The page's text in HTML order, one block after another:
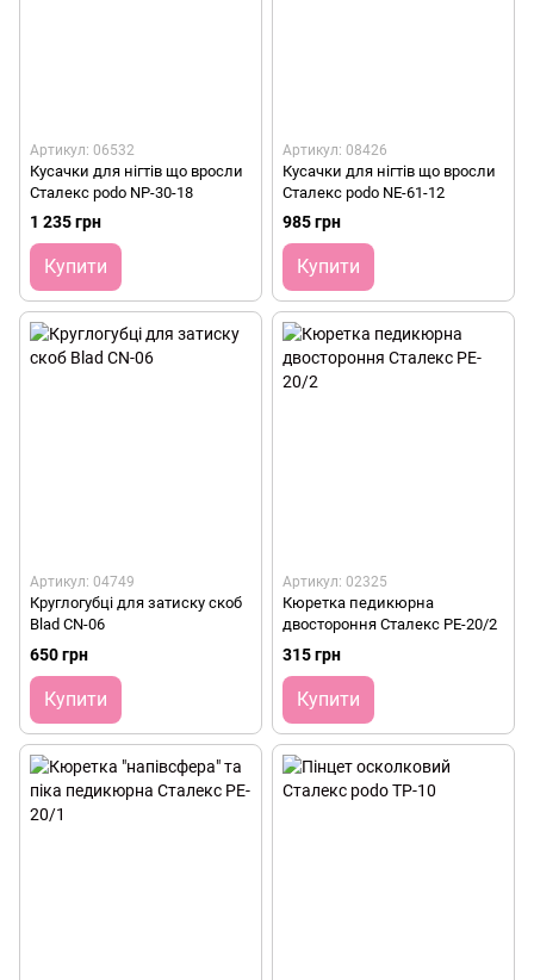
Артикул: 06532
Кусачки для нігтів що вросли
Сталекс podo NP-30-18
1 235 грн
Купити
Артикул: 08426
Кусачки для нігтів що вросли
Сталекс podo NE-61-12
985 грн
Купити
Артикул: 04749
Круглогубці для затиску скоб
Blad CN-06
650 грн
Купити
Артикул: 02325
Кюретка педикюрна
двостороння Сталекс PE-20/2
315 грн
Купити